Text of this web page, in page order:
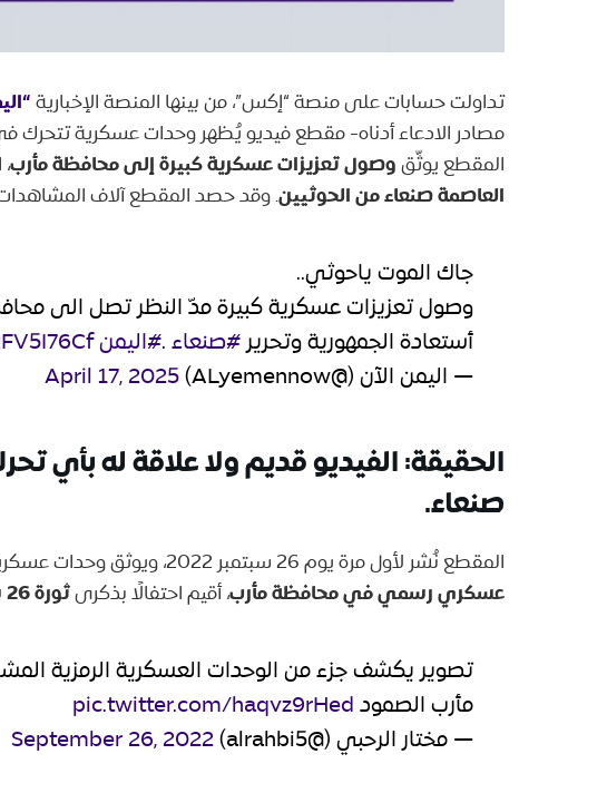
تداولت حسابات على منصة “إكس”، من بينها المنصة الإخبارية
مصادر الادعاء أدناه- مقطع فيديو يُظهر وحدات عسكرية
المقطع يوثّقوصول تعزيزات عسكرية كبيرة إلى محافظة مأرب
العاصمة صنعاء من الحوثيين. وقد حصد المقطع آلاف المشاهدات
جاك الموت ياحوثي..
وصول تعزيزات عسكرية كبيرة مدّ النظر تصل الى
أستعادة الجمهورية وتحرير#صنعاء.#اليمن
— اليمن الآن (@ALyemennow)
April 17, 2025
الحقيقة: الفيديو قديم ولا علاقة له بأي
صنعاء.
المقطع نُشر لأول مرة يوم 26 سبتمبر 2022، ويوثق وحدات عسكرية وهي تستعد للمشاركة في
عسكري رسمي في محافظة مأرب، أقيم احتفالًا بذكرىثورة 26 سبتمبر
تصوير يكشف جزء من الوحدات العسكرية الرمزية
مأرب الصمود pic.twitter.com/haqvz9rHed
— مختار الرحبي (@alrahbi5)
September 26, 2022